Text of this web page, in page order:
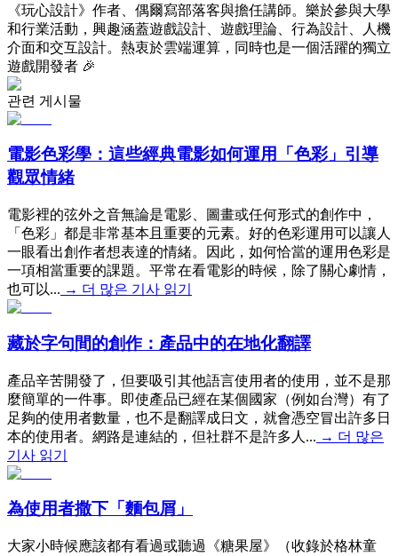
《玩心設計》作者、偶爾寫部落客與擔任講師。樂於參與大學
和行業活動，興趣涵蓋遊戲設計、遊戲理論、行為設計、人機
介面和交互設計。熱衷於雲端運算，同時也是一個活躍的獨立
遊戲開發者 🎉
관련 게시물
電影色彩學：這些經典電影如何運用「色彩」引導
觀眾情緒
電影裡的弦外之音無論是電影、圖畫或任何形式的創作中，
「色彩」都是非常基本且重要的元素。好的色彩運用可以讓人
一眼看出創作者想表達的情緒。因此，如何恰當的運用色彩是
一項相當重要的課題。平常在看電影的時候，除了關心劇情，
也可以... → 더 많은 기사 읽기
藏於字句間的創作：產品中的在地化翻譯
產品辛苦開發了，但要吸引其他語言使用者的使用，並不是那
麼簡單的一件事。即使產品已經在某個國家（例如台灣）有了
足夠的使用者數量，也不是翻譯成日文，就會憑空冒出許多日
本的使用者。網路是連結的，但社群不是許多人... → 더 많은
기사 읽기
為使用者撒下「麵包屑」
大家小時候應該都有看過或聽過《糖果屋》（收錄於格林童